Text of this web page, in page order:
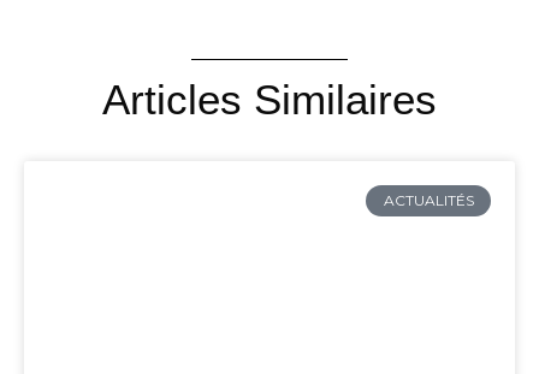
Articles Similaires
ACTUALITÉS